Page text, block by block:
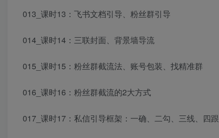
013_课时13：飞书文档引导、粉丝群引导
014_课时14：三联封面、背景墙导流
015_课时15：粉丝群截流法、账号包装、找精准群
016_课时16：粉丝群截流的2大方式
017_课时17：私信引导框架：一确、二勾、三线、四跟